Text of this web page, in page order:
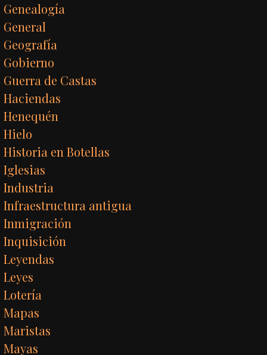
Genealogía
General
Geografía
Gobierno
Guerra de Castas
Haciendas
Henequén
Hielo
Historia en Botellas
Iglesias
Industria
Infraestructura antigua
Inmigración
Inquisición
Leyendas
Leyes
Lotería
Mapas
Maristas
Mayas